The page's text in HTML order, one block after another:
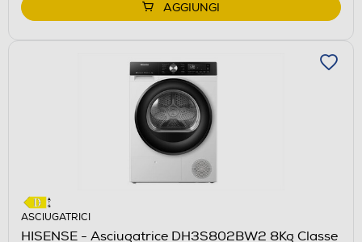
AGGIUNGI
ASCIUGATRICI
HISENSE - Asciugatrice DH3S802BW2 8Kg Classe